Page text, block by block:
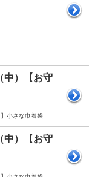
中）【お守
小さな巾着袋
中）【お守